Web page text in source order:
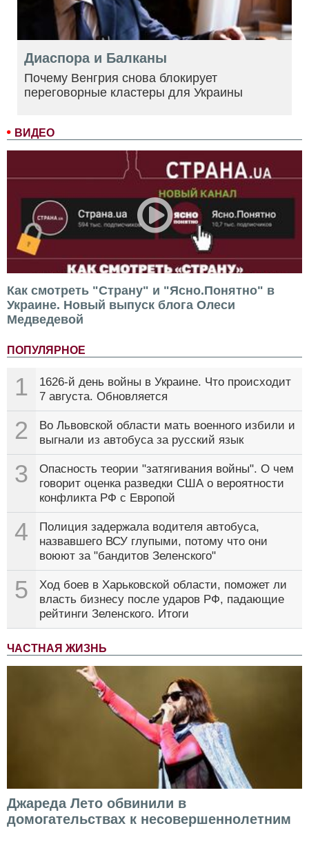
ВИДЕО
Как смотреть "Страну" и "Ясно.Понятно" в
Украине. Новый выпуск блога Олеси
Медведевой
ПОПУЛЯРНОЕ
1
1626-й день войны в Украине. Что происходит
7 августа. Обновляется
2
Во Львовской области мать военного избили и
выгнали из автобуса за русский язык
3
Опасность теории "затягивания войны". О чем
говорит оценка разведки США о вероятности
конфликта РФ с Европой
4
Полиция задержала водителя автобуса,
назвавшего ВСУ глупыми, потому что они
воюют за "бандитов Зеленского"
5
Ход боев в Харьковской области, поможет ли
власть бизнесу после ударов РФ, падающие
рейтинги Зеленского. Итоги
ЧАСТНАЯ ЖИЗНЬ
Джареда Лето обвинили в
домогательствах к несовершеннолетним
Диаспора и Балканы
Почему Венгрия снова блокирует
переговорные кластеры для Украины